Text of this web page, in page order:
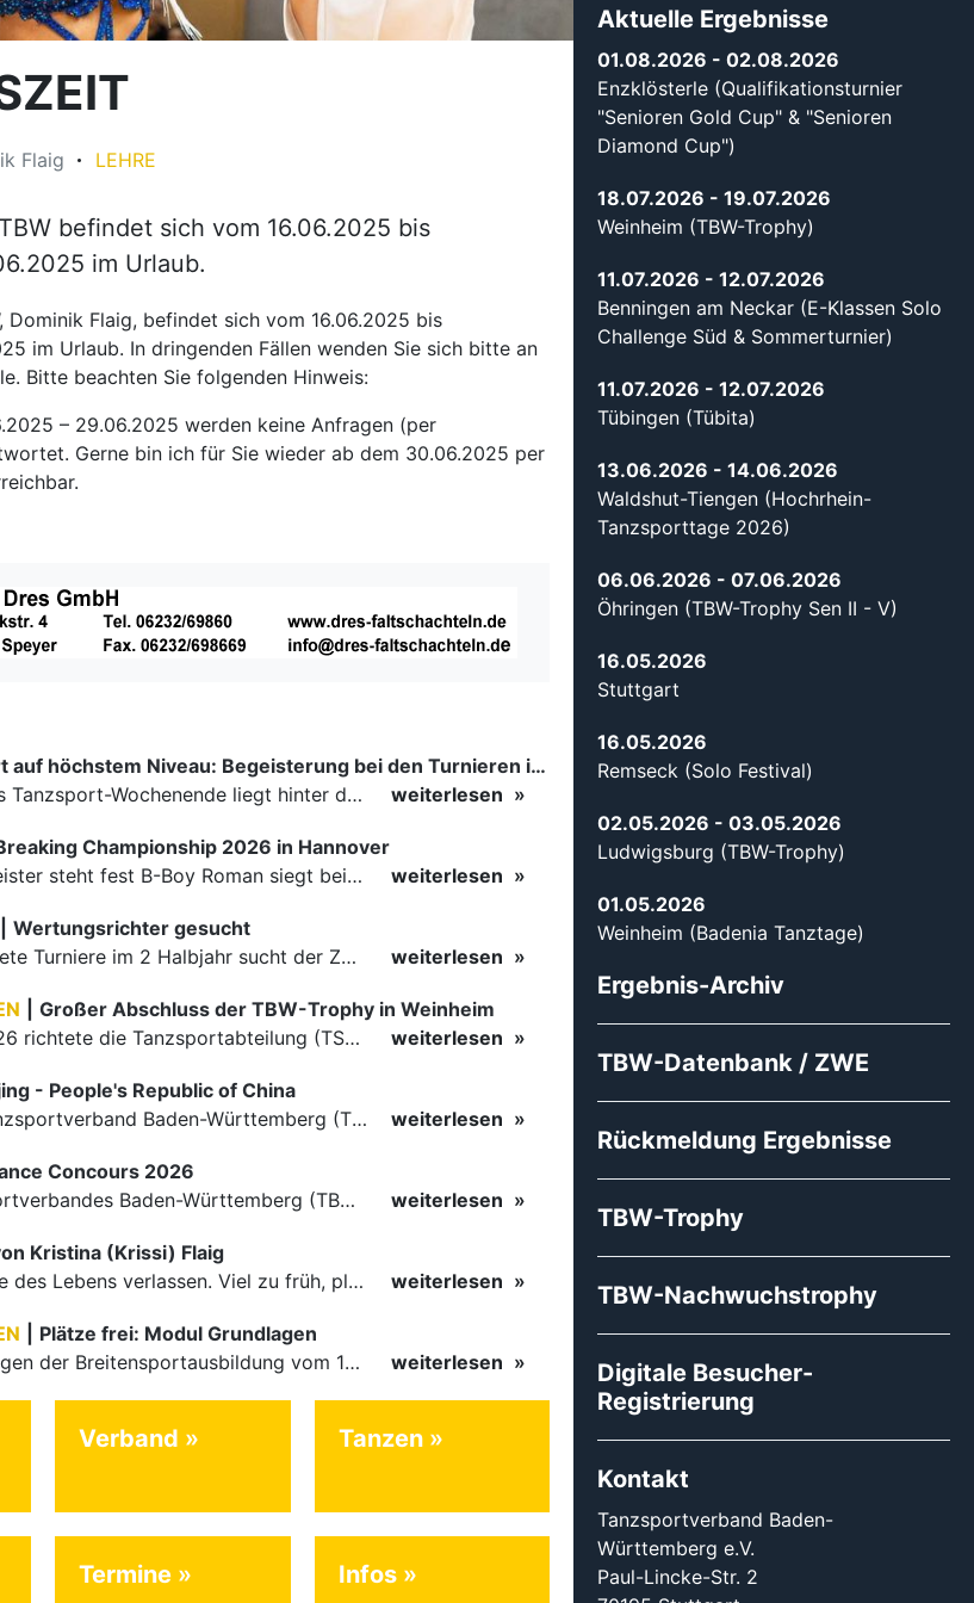
Flaig LEHRE
befindet sich vom 16.06.2025 bis
im Urlaub.
Dominik Flaig, befindet sich vom 16.06.2025 bis
im Urlaub. In dringenden Fällen wenden Sie sich bitte an
Bitte beachten Sie folgenden Hinweis:
– 29.06.2025 werden keine Anfragen (per
Gerne bin ich für Sie wieder ab dem 30.06.2025 per
Tanzsport auf höchstem Niveau: Begeisterung bei den Turnieren in…
Ein rundum gelungenes Tanzsport-Wochenende liegt hinter den Paaren und Organisatoren in Enzklösterle. Am 1. und 2. August 2026 verwandelte sich die Festhalle wieder in einen lebendigen Mittelpunkt des…
weiterlesen
Championship 2026 in Hannover
Der erste Deutsche Meister steht fest B-Boy Roman siegt bei den Juniors
weiterlesen
Wertungsrichter gesucht
Für einige nachgemeldete Turniere im 2 Halbjahr sucht der ZWE noch Wertungsrichter.
weiterlesen
Großer Abschluss der TBW-Trophy in Weinheim
Am 18. und 19. Juli 2026 richtete die Tanzsportabteilung (TSA) der TSG 1862 Weinheim das Abschlussturnier der diesjährigen TBW-Trophy-Serie aus. Zum traditionellen Saisonfinale kamen rund 400 Starts über…
weiterlesen
- People's Republic of China
Die Paare aus dem Tanzsportverband Baden-Württemberg (TBW) haben beim hochklassig besetzten WDSF GrandSlam im chinesischen Nanjing wieder einmal auf internationalem Top-Niveau geglänzt. Das…
weiterlesen
Concours 2026
Die Paare des Tanzsportverbandes Baden-Württemberg (TBW) glänzten auf dem internationalen Parkett des Vienna Dance Concourse 2026 im Wiener Rathaus mit hervorragenden Platzierungen Ergebnisse unter: …
weiterlesen
Kristina (Krissi) Flaig
Ein Engel hat die Bühne des Lebens verlassen. Viel zu früh, plötzlich und für uns alle unfassbar, wurde unsere geliebte Kristina (Krissi) Flaig im Alter von 36 Jahren aus dem Leben gerissen. Das Tanzen…
weiterlesen
Plätze frei: Modul Grundlagen
Für das Modul Grundlagen der Breitensportausbildung vom 10. bis 13. September an der Landessportschule Albstadt sind noch Plätze frei. Das Modul kann auch für den Lizenzerhalt (30 LE fachlich) genutzt…
weiterlesen
Verband Tanzen
Termine Infos
Aktuelle Ergebnisse
01.08.2026 - 02.08.2026
Enzklösterle (Qualifikationsturnier
"Senioren Gold Cup" & "Senioren
Diamond Cup")
18.07.2026 - 19.07.2026
Weinheim (TBW-Trophy)
11.07.2026 - 12.07.2026
Benningen am Neckar (E-Klassen Solo
Challenge Süd & Sommerturnier)
11.07.2026 - 12.07.2026
Tübingen (Tübita)
13.06.2026 - 14.06.2026
Waldshut-Tiengen (Hochrhein-
Tanzsporttage 2026)
06.06.2026 - 07.06.2026
Öhringen (TBW-Trophy Sen II - V)
16.05.2026
Stuttgart
16.05.2026
Remseck (Solo Festival)
02.05.2026 - 03.05.2026
Ludwigsburg (TBW-Trophy)
01.05.2026
Weinheim (Badenia Tanztage)
Ergebnis-Archiv
TBW-Datenbank / ZWE
Rückmeldung Ergebnisse
TBW-Trophy
TBW-Nachwuchstrophy
Digitale Besucher-
Registrierung
Kontakt
Tanzsportverband Baden-
Württemberg e.V.
Paul-Lincke-Str. 2